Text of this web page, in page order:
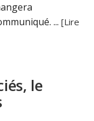
...[Lire
le